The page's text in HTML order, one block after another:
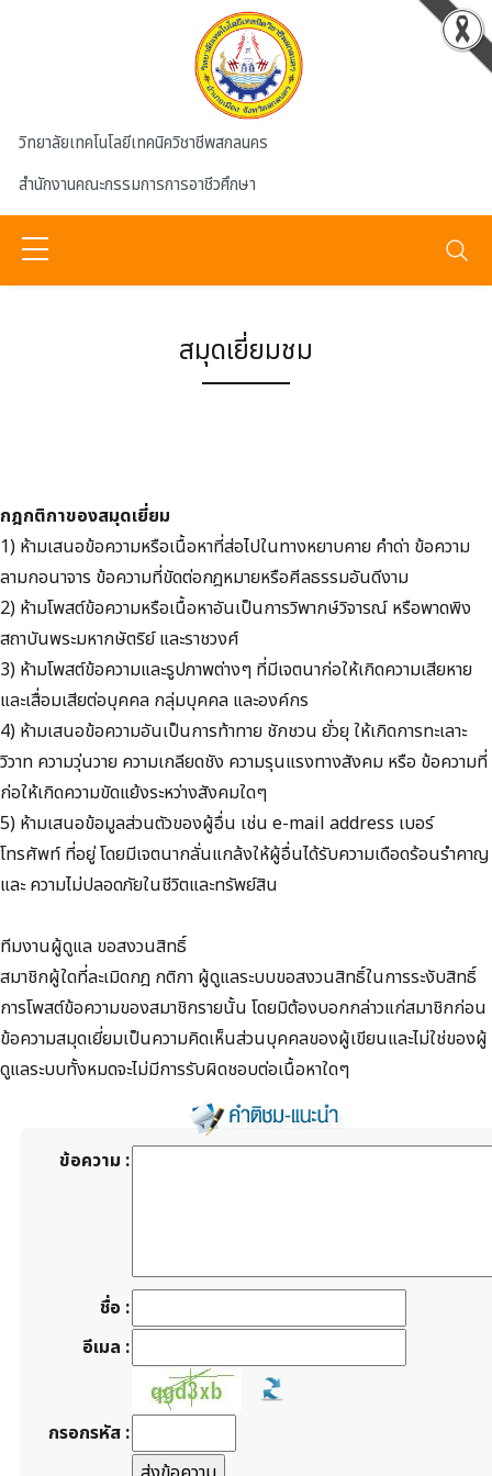
วิทยาลัยเทคโนโลยีเทคนิควิชาชีพสกลนคร
สำนักงานคณะกรรมการการอาชีวศึกษา
สมุดเยี่ยมชม
กฎกติกาของสมุดเยี่ยม
1) ห้ามเสนอข้อความหรือเนื้อหาที่ส่อไปในทางหยาบคาย คำด่า ข้อความ
ลามกอนาจาร ข้อความที่ขัดต่อกฎหมายหรือศีลธรรมอันดีงาม
2) ห้ามโพสต์ข้อความหรือเนื้อหาอันเป็นการวิพากษ์วิจารณ์ หรือพาดพิง
สถาบันพระมหากษัตริย์ และราชวงศ์
3) ห้ามโพสต์ข้อความและรูปภาพต่างๆ ที่มีเจตนาก่อให้เกิดความเสียหาย
และเสื่อมเสียต่อบุคคล กลุ่มบุคคล และองค์กร
4) ห้ามเสนอข้อความอันเป็นการท้าทาย ชักชวน ยั่วยุ ให้เกิดการทะเลาะ
วิวาท ความวุ่นวาย ความเกลียดชัง ความรุนแรงทางสังคม หรือ ข้อความที่
ก่อให้เกิดความขัดแย้งระหว่างสังคมใดๆ
5) ห้ามเสนอข้อมูลส่วนตัวของผู้อื่น เช่น e-mail address เบอร์
โทรศัพท์ ที่อยู่ โดยมีเจตนากลั่นแกล้งให้ผู้อื่นได้รับความเดือดร้อนรำคาญ
และ ความไม่ปลอดภัยในชีวิตและทรัพย์สิน
ทีมงานผู้ดูแล ขอสงวนสิทธิ์
สมาชิกผู้ใดที่ละเมิดกฎ กติกา ผู้ดูแลระบบขอสงวนสิทธิ์ในการระงับสิทธิ์
การโพสต์ข้อความของสมาชิกรายนั้น โดยมิต้องบอกกล่าวแก่สมาชิกก่อน
ข้อความสมุดเยี่ยมเป็นความคิดเห็นส่วนบุคคลของผู้เขียนและไม่ใช่ของผู้
ดูแลระบบทั้งหมดจะไม่มีการรับผิดชอบต่อเนื้อหาใดๆ
ข้อความ :
ชื่อ :
อีเมล :
กรอกรหัส :